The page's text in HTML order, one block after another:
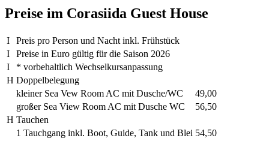
Preise im Corasiida Guest House
I
Preis pro Person und Nacht inkl. Frühstück
I
Preise in Euro gültig für die Saison 2026
I
* vorbehaltlich Wechselkursanpassung
H Doppelbelegung
kleiner Sea Vew Room AC mit Dusche/WC
49,00
großer Sea View Room AC mit Dusche WC
56,50
H Tauchen
1 Tauchgang inkl. Boot, Guide, Tank und Blei 54,50